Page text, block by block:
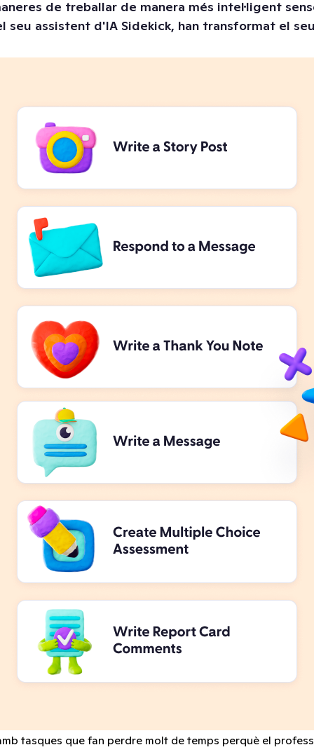
de treballar de manera més intel·ligent
seu assistent d'IA Sidekick, han transformat el
tasques que fan perdre molt de temps perquè el